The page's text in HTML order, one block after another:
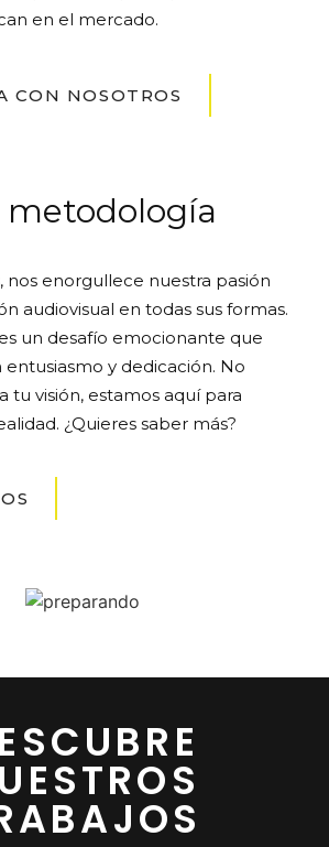
en el mercado.
CON NOSOTROS
metodología
nos enorgullece nuestra pasión
audiovisual en todas sus formas.
un desafío emocionante que
y dedicación. No
tu visión, estamos aquí para
¿Quieres saber más?